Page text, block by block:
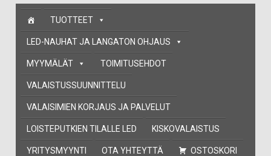
Skip
content
TUOTTEET
LED-NAUHAT JA LANGATON OHJAUS
MYYMÄLÄT TOIMITUSEHDOT
VALAISTUSSUUNNITTELU
VALAISIMIEN KORJAUS JA PALVELUT
LOISTEPUTKIEN TILALLE LED KISKOVALAISTUS
YRITYSMYYNTI OTA YHTEYTTÄ OSTOSKORI